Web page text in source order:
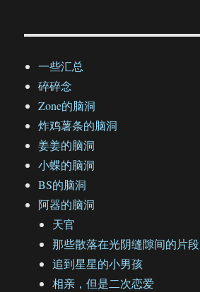
一些汇总
碎碎念
Zone的脑洞
炸鸡薯条的脑洞
姜姜的脑洞
小蝶的脑洞
BS的脑洞
阿器的脑洞
天官
那些散落在光阴缝隙间的片段
追到星星的小男孩
相亲，但是二次恋爱